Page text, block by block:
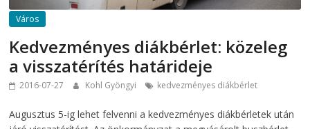
Város
Kedvezményes diákbérlet: közeleg
a visszatérítés határideje
2016-07-27 Kohl Gyöngyi kedvezményes diákbérlet
Augusztus 5-ig lehet felvenni a kedvezményes diákbérletek után